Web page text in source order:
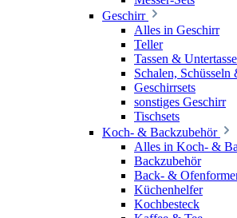
Geschirr
Alles in Geschirr
Teller
Tassen &
Schalen,
Geschirrsets
sonstiges Geschirr
Tischsets
Koch- & Backzubehör
Alles in Koch- &
Backzubehör
Back- &
Küchenhelfer
Kochbesteck